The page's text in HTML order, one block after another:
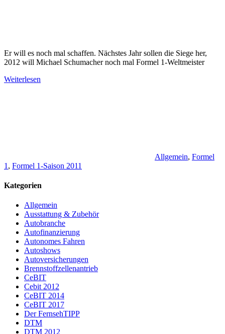
Er will es noch mal schaffen. Nächstes Jahr sollen die Siege her,
2012 will Michael Schumacher noch mal Formel 1-Weltmeister
Weiterlesen
Allgemein, Formel
1 , Formel 1-Saison 2011
Kategorien
Allgemein
Ausstattung & Zubehör
Autobranche
Autofinanzierung
Autonomes Fahren
Autoshows
Autoversicherungen
Brennstoffzellenantrieb
CeBIT
Cebit 2012
CeBIT 2014
CeBIT 2017
Der FernsehTIPP
DTM
DTM 2012